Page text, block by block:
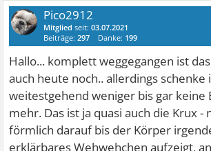
Pico2912
Mitglied seit:03.07.2021
Beiträge:297 Danke: 199
Hallo... komplett weggegangen ist
auch heute noch.. allerdings schenke
weitestgehend weniger bis gar keine
mehr. Das ist ja quasi auch die Krux -
förmlich darauf bis der Körper
erklärbares Wehwehchen aufzeigt,